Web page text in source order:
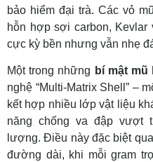
bảo hiểm đại trà. Các vỏ
hỗn hợp sợi carbon, Kevlar
cực kỳ bền nhưng vẫn nhẹ
Một trong những bí mật mũ
nghệ “Multi-Matrix Shell” –
kết hợp nhiều lớp vật liệu
năng chống va đập vượt
lượng. Điều này đặc biệt
đường dài, khi mỗi gram